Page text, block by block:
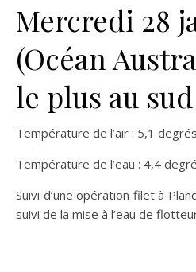
Mercredi 28
(Océan
le plus au sud
Température de l’air : 5,1 degrés
Température de l’eau : 4,4
Suivi d’une opération filet à
suivi de la mise à l’eau de